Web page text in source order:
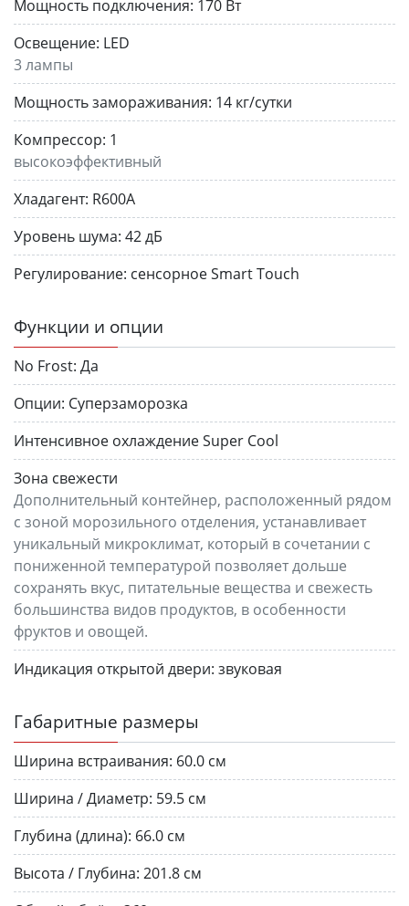
Мощность подключения: 170 Вт
Освещение: LED
3 лампы
Мощность замораживания: 14 кг/сутки
Компрессор: 1
высокоэффективный
Хладагент: R600A
Уровень шума: 42 дБ
Регулирование: сенсорное Smart Touch
Функции и опции
No Frost: Да
Опции: Суперзаморозка
Интенсивное охлаждение Super Cool
Зона свежести
Дополнительный контейнер, расположенный рядом
с зоной морозильного отделения, устанавливает
уникальный микроклимат, который в сочетании с
пониженной температурой позволяет дольше
сохранять вкус, питательные вещества и свежесть
большинства видов продуктов, в особенности
фруктов и овощей.
Индикация открытой двери: звуковая
Габаритные размеры
Ширина встраивания: 60.0 см
Ширина / Диаметр: 59.5 см
Глубина (длина): 66.0 см
Высота / Глубина: 201.8 см